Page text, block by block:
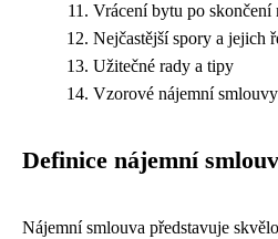
Vrácení bytu po skončení
Nejčastější spory a jejich
Užitečné rady a tipy
Vzorové nájemní
Definice nájemní
Nájemní smlouva představuje